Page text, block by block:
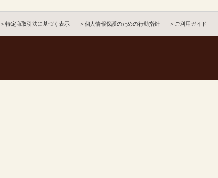
＞特定商取引法に基づく表示 ＞個人情報保護のための行動指針 ＞ご利用ガイド